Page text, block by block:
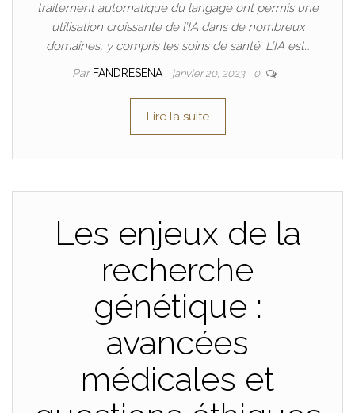
traitement automatique du langage ont permis une
utilisation croissante de l’IA dans de nombreux
domaines, y compris les soins de santé. L’IA est…
Par FANDRESENA janvier 20, 2023 0
Lire la suite
Les enjeux de la
recherche
génétique :
avancées
médicales et